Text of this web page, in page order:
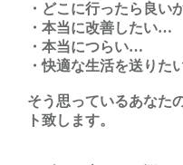
・どこに行ったら良い
・本当に改善したい…
・本当につらい…
・快適な生活を送りた
そう思っているあなた
ト致します。